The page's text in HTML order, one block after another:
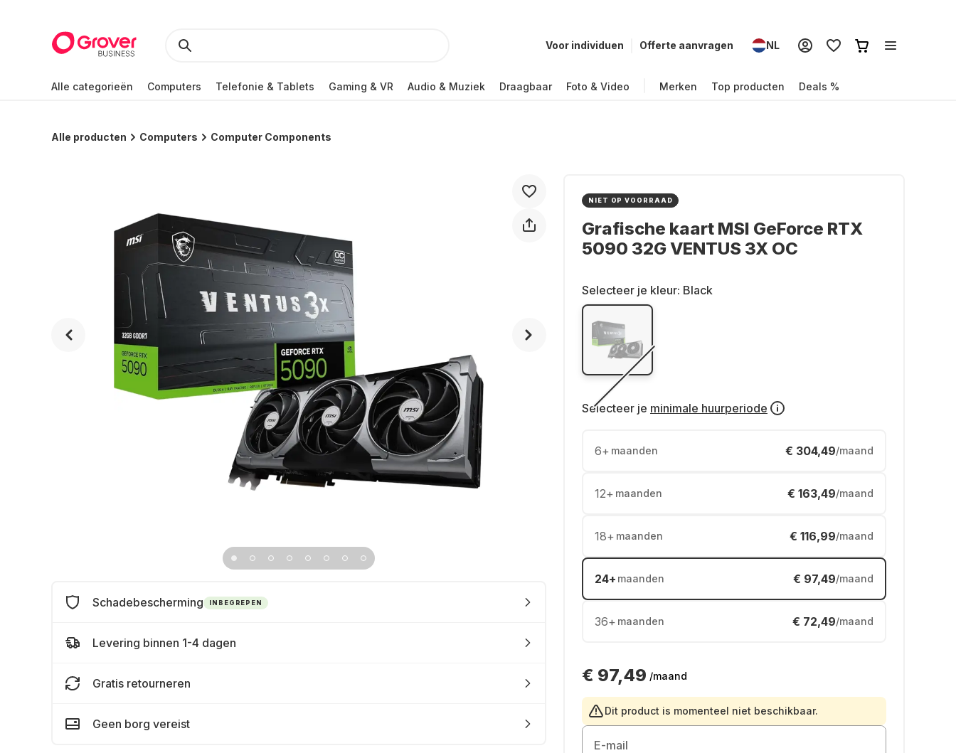
Voor individuen Offerte aanvragen NL
Alle categorieën Computers Telefonie & Tablets Gaming & VR Audio & Muziek Draagbaar Foto & Video Merken Top producten Deals %
Alle producten Computers Computer Components
NIET OP VOORRAAD
Grafische kaart MSI GeForce RTX
5090 32G VENTUS 3X OC
Selecteer je kleur: Black
Selecteer je minimale huurperiode
6+ maanden € 304,49/maand
12+ maanden € 163,49/maand
18+ maanden € 116,99/maand
24+ maanden € 97,49/maand
36+ maanden € 72,49/maand
€ 97,49 /maand
Dit product is momenteel niet beschikbaar.
E-mail
Schadebescherming INBEGREPEN
Levering binnen 1-4 dagen
Gratis retourneren
Geen borg vereist